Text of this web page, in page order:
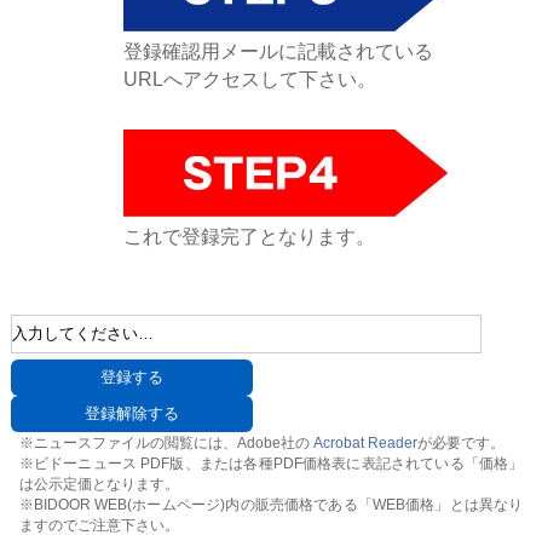
登録確認用メールに記載されている
URLへアクセスして下さい。
これで登録完了となります。
※ニュースファイルの閲覧には、Adobe社の Acrobat Readerが必要です。
※ビドーニュース PDF版、または各種PDF価格表に表記されている「価格」
は公示定価となります。
※BIDOOR WEB(ホームページ)内の販売価格である「WEB価格」とは異なり
ますのでご注意下さい。